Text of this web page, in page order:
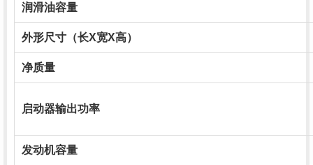
润滑油容量
外形尺寸（长X宽X高）
净质量
启动器输出功率
发动机容量